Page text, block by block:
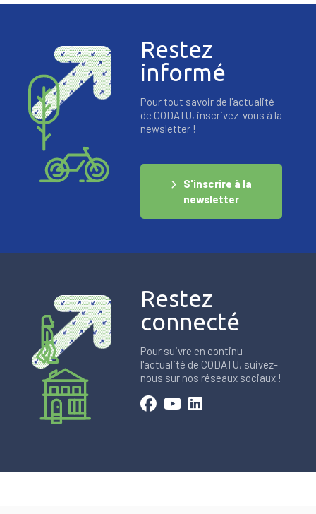
Restez
informé
Pour tout savoir de l'actualité
de CODATU, inscrivez-vous à la
newsletter !
S'inscrire à la
newsletter
Restez
connecté
Pour suivre en continu
l'actualité de CODATU, suivez-
nous sur nos réseaux sociaux !